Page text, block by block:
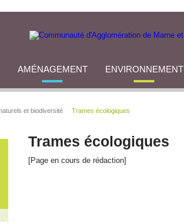
AMÉNAGEMENT ENVIRONNEMENT
et biodiversité Trames écologiques
Trames écologiques
[Page en cours de rédaction]